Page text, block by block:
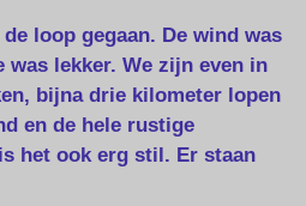
loop gegaan. De wind was
was lekker. We zijn even in
bijna drie kilometer lopen
en de hele rustige
het ook erg stil. Er staan